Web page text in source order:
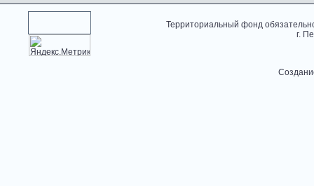
Территориальный фонд
г.